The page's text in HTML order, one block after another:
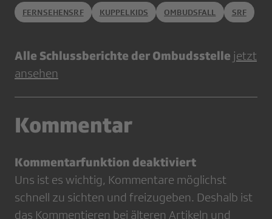
FERNSEHENSRF KUPPELKIDS OMBUDSFALL SRF
Alle Schlussberichte der Ombudsstelle jetzt
ansehen
Kommentar
Kommentarfunktion deaktiviert
Uns ist es wichtig, Kommentare möglichst
schnell zu sichten und freizugeben. Deshalb ist
das Kommentieren bei älteren Artikeln und